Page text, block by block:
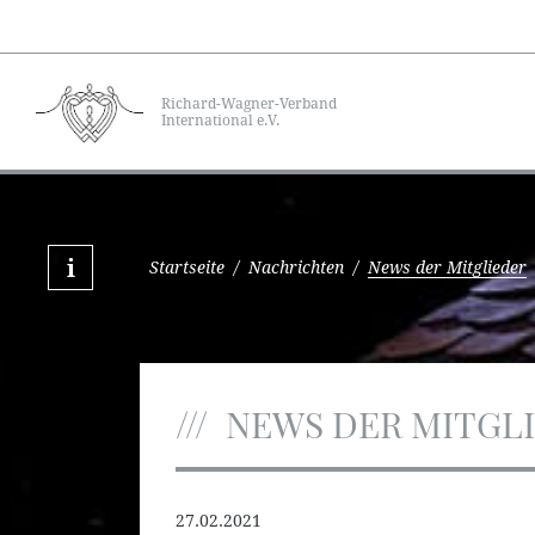
Richard-Wagner-Verband
International e.V.
Startseite / Nachrichten / News der Mitglieder
NEWS DER
27.02.2021